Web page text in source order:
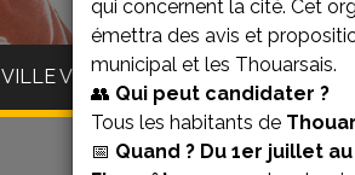
qui concernent la cité. Cet
émettra des avis et
municipal et les Thouarsais.
👥 Qui peut candidater ?
Tous les habitants de
📅 Quand ? Du 1er juillet
VILLE VIVANTE VILLE BIEN-